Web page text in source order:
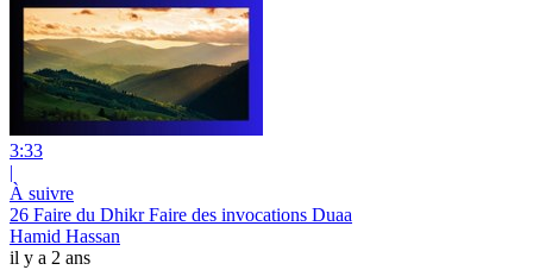
3:33
|
À suivre
26 Faire du Dhikr Faire des invocations Duaa
Hamid Hassan
il y a 2 ans